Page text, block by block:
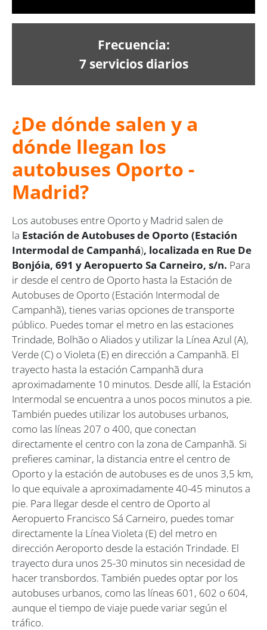
Frecuencia:
7 servicios diarios
¿De dónde salen y a
dónde llegan los
autobuses Oporto -
Madrid?
Los autobuses entre Oporto y Madrid salen de
la Estación de Autobuses de Oporto (Estación
Intermodal de Campanhá), localizada en Rue De
Bonjóia, 691 y Aeropuerto Sa Carneiro, s/n. Para
ir desde el centro de Oporto hasta la Estación de
Autobuses de Oporto (Estación Intermodal de
Campanhã), tienes varias opciones de transporte
público. Puedes tomar el metro en las estaciones
Trindade, Bolhão o Aliados y utilizar la Línea Azul (A),
Verde (C) o Violeta (E) en dirección a Campanhã. El
trayecto hasta la estación Campanhã dura
aproximadamente 10 minutos. Desde allí, la Estación
Intermodal se encuentra a unos pocos minutos a pie.
También puedes utilizar los autobuses urbanos,
como las líneas 207 o 400, que conectan
directamente el centro con la zona de Campanhã. Si
prefieres caminar, la distancia entre el centro de
Oporto y la estación de autobuses es de unos 3,5 km,
lo que equivale a aproximadamente 40-45 minutos a
pie. Para llegar desde el centro de Oporto al
Aeropuerto Francisco Sá Carneiro, puedes tomar
directamente la Línea Violeta (E) del metro en
dirección Aeroporto desde la estación Trindade. El
trayecto dura unos 25-30 minutos sin necesidad de
hacer transbordos. También puedes optar por los
autobuses urbanos, como las líneas 601, 602 o 604,
aunque el tiempo de viaje puede variar según el
tráfico.